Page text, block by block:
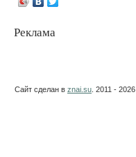
Реклама
Сайт сделан в znai.su . 2011 - 2026